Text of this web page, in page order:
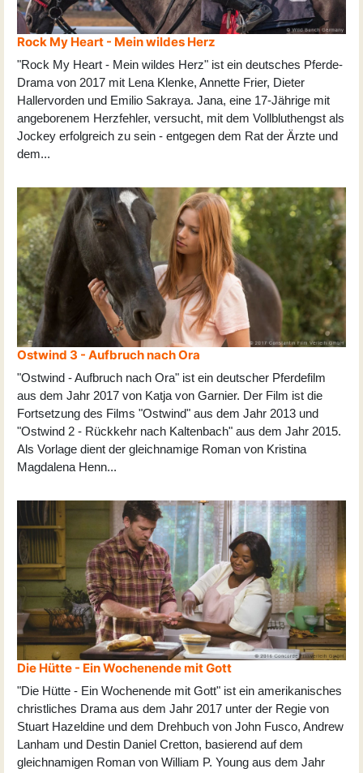
Rock My Heart - Mein wildes Herz
"Rock My Heart - Mein wildes Herz" ist ein deutsches Pferde-
Drama von 2017 mit Lena Klenke, Annette Frier, Dieter
Hallervorden und Emilio Sakraya. Jana, eine 17-Jährige mit
angeborenem Herzfehler, versucht, mit dem Vollbluthengst als
Jockey erfolgreich zu sein - entgegen dem Rat der Ärzte und
dem...
Ostwind 3 - Aufbruch nach Ora
"Ostwind - Aufbruch nach Ora" ist ein deutscher Pferdefilm
aus dem Jahr 2017 von Katja von Garnier. Der Film ist die
Fortsetzung des Films "Ostwind" aus dem Jahr 2013 und
"Ostwind 2 - Rückkehr nach Kaltenbach" aus dem Jahr 2015.
Als Vorlage dient der gleichnamige Roman von Kristina
Magdalena Henn...
Die Hütte - Ein Wochenende mit Gott
"Die Hütte - Ein Wochenende mit Gott" ist ein amerikanisches
christliches Drama aus dem Jahr 2017 unter der Regie von
Stuart Hazeldine und dem Drehbuch von John Fusco, Andrew
Lanham und Destin Daniel Cretton, basierend auf dem
gleichnamigen Roman von William P. Young aus dem Jahr